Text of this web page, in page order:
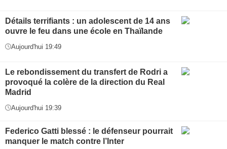
Détails terrifiants : un adolescent de 14 ans
ouvre le feu dans une école en Thaïlande
Aujourd'hui 19:49
Le rebondissement du transfert de Rodri a
provoqué la colère de la direction du Real
Madrid
Aujourd'hui 19:39
Federico Gatti blessé : le défenseur pourrait
manquer le match contre l’Inter